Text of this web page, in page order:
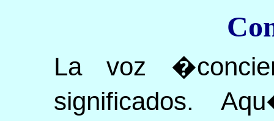
La voz
significados.